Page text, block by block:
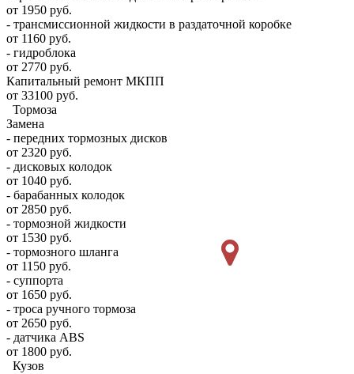
от 1950 руб.
- трансмиссионной жидкости в раздаточной коробке
от 1160 руб.
- гидроблока
от 2770 руб.
Капитальный ремонт МКПП
от 33100 руб.
Тормоза
Замена
- передних тормозных дисков
от 2320 руб.
- дисковых колодок
от 1040 руб.
- барабанных колодок
от 2850 руб.
- тормозной жидкости
от 1530 руб.
- тормозного шланга
от 1150 руб.
- суппорта
от 1650 руб.
- троса ручного тормоза
от 2650 руб.
- датчика ABS
от 1800 руб.
Кузов